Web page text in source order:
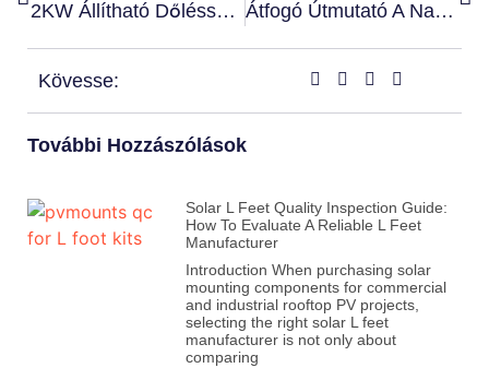
2KW Állítható Dőlésszögű Szerelőrendszer Örményországban Átfogó Útmutató A Napelemek Telepítéséhez A Tetőn
Kövesse:
További Hozzászólások
Solar L Feet Quality Inspection Guide:
How To Evaluate A Reliable L Feet
Manufacturer
Introduction When purchasing solar
mounting components for commercial
and industrial rooftop PV projects,
selecting the right solar L feet
manufacturer is not only about
comparing